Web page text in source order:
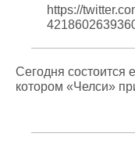
https://
Сегодня состоится
котором «Челси»